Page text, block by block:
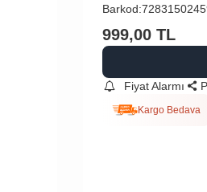
Barkod:
999,00 TL
Fiyat Alarmı
Kargo Bedava